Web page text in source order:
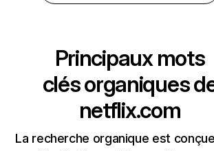
Principaux mots
clés organiques
netflix.com
La recherche organique est